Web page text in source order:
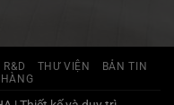
THƯ VIỆN
BẢN TIN